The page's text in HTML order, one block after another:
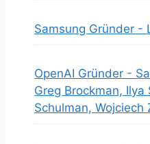
Samsung Gründer -
OpenAI Gründer -
Greg Brockman, Ilya
Schulman, Wojciech